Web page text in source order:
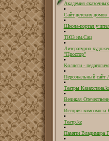
Академия
Сайт детских домов
Школа-портал
ТЮЗ им.Сац
Литературно-
"Простор"
Коллеги -
Персональный сайт
Театры
Великая
История комсомола
Театр.kz
Памяти Владимира